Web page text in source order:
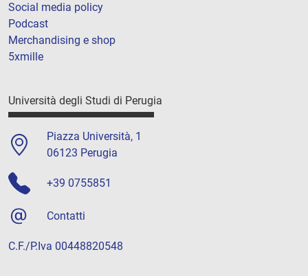
Social media policy
Podcast
Merchandising e shop
5xmille
Università degli Studi di Perugia
Piazza Università, 1
06123 Perugia
+39 0755851
Contatti
C.F./P.Iva 00448820548